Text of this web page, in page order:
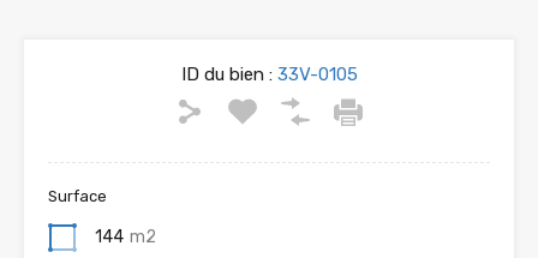
ID du bien :33V-0105
Surface
144 m2